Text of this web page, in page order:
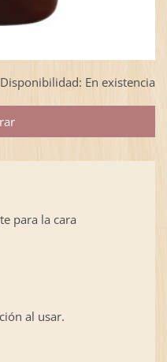
Disponibilidad: En existencia
para la cara
al usar.